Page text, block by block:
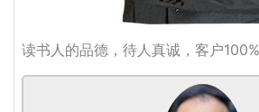
读书人的品德，待人真诚，客户100%